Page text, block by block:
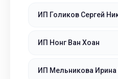
ИП Голиков Сергей
ИП Нонг Ван Хоан
ИП Мельникова Ирина